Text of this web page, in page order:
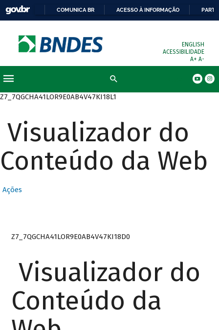
COMUNICA BR ACESSO À INFORMAÇÃO
ENGLISH
ACESSIBILIDADE
A+ A-
Z7_7QGCHA41LOR9E0AB4V47KI18L1
Visualizador do
Conteúdo da Web
Ações
Z7_7QGCHA41LOR9E0AB4V47KI18D0
Visualizador do
Conteúdo da